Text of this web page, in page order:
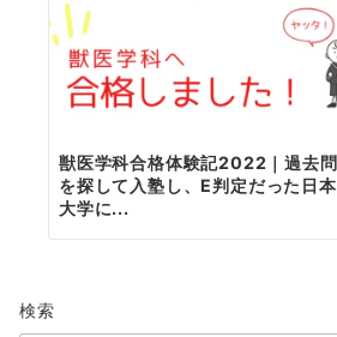
獣医学科合格体験記2022｜過去問
を探して入塾し、E判定だった日本
大学に...
検索